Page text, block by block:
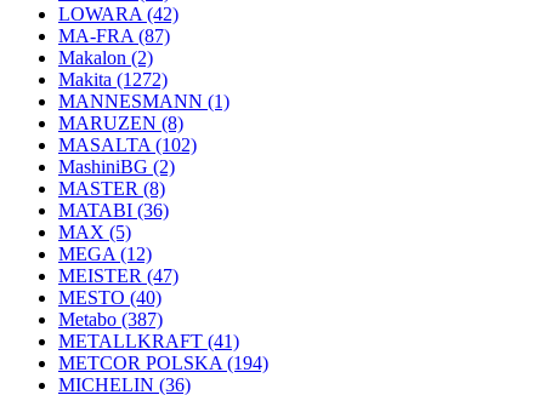
LOWARA (42)
MA-FRA (87)
Makalon (2)
Makita (1272)
MANNESMANN (1)
MARUZEN (8)
MASALTA (102)
MashiniBG (2)
MASTER (8)
MATABI (36)
MAX (5)
MEGA (12)
MEISTER (47)
MESTO (40)
Metabo (387)
METALLKRAFT (41)
METCOR POLSKA (194)
MICHELIN (36)